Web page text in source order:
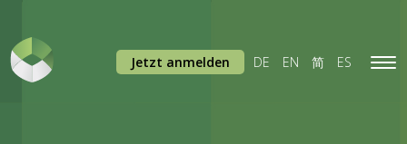
Jetzt anmelden DE EN 简 ES